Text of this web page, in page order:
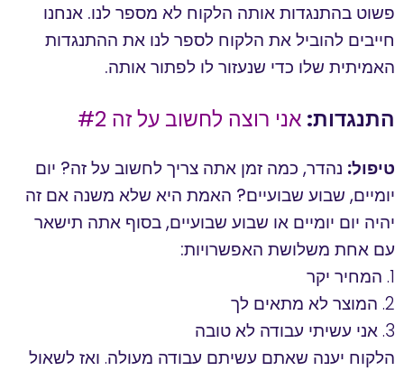
פשוט בהתנגדות אותה הלקוח לא מספר לנו. אנחנו
חייבים להוביל את הלקוח לספר לנו את ההתנגדות
האמיתית שלו כדי שנעזור לו לפתור אותה.
התנגדות: אני רוצה לחשוב על זה #2
טיפול: נהדר, כמה זמן אתה צריך לחשוב על זה? יום
יומיים, שבוע שבועיים? האמת היא שלא משנה אם זה
יהיה יום יומיים או שבוע שבועיים, בסוף אתה תישאר
עם אחת משלושת האפשרויות:
1. המחיר יקר
2. המוצר לא מתאים לך
3. אני עשיתי עבודה לא טובה
הלקוח יענה שאתם עשיתם עבודה מעולה. ואז לשאול